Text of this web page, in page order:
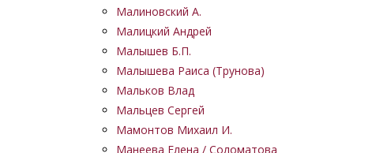
Малиновский А.
Малицкий Андрей
Малышев Б.П.
Малышева Раиса (Трунова)
Мальков Влад
Мальцев Сергей
Мамонтов Михаил И.
Манеева Елена / Соломатова